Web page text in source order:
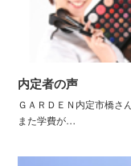
内定者の声
ＧＡＲＤＥＮ内定市橋さ
また学費が…